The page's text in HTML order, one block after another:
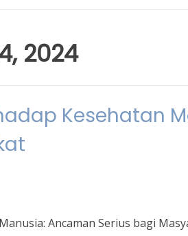
2024
Kesehatan
Ancaman Serius bagi